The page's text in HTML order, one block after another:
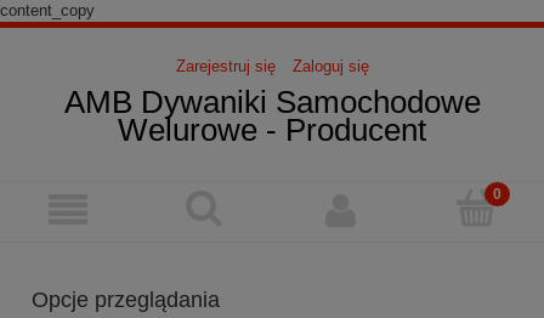
content_copy
Zarejestruj się Zaloguj się
AMB Dywaniki Samochodowe
Welurowe - Producent
Opcje przeglądania